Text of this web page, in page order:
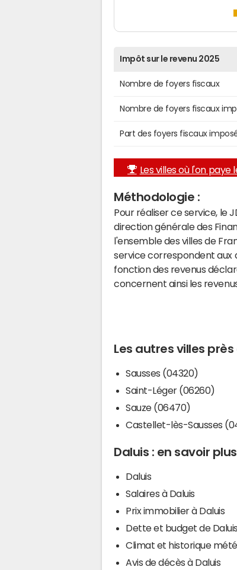
Impôt sur le revenu 2025
Nombre de foyers fiscaux
Nombre de foyers fiscaux
Part des foyers fiscaux
Les villes où l'on paye
Méthodologie :
Pour réaliser ce service, le
direction générale des
l'ensemble des villes de
service correspondent aux
fonction des revenus
concernent ainsi les
Les autres villes près
Sausses (04320)
Saint-Léger (06260)
Sauze (06470)
Castellet-lès-Sausses
Daluis : en savoir plus
Daluis
Salaires à Daluis
Prix immobilier à Daluis
Dette et budget de Daluis
Climat et historique
Avis de décès à Daluis